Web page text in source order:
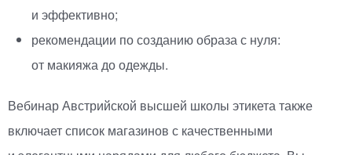
и эффективно;
рекомендации по созданию образа с нуля:
от макияжа до одежды.
Вебинар Австрийской высшей школы этикета также
включает список магазинов с качественными